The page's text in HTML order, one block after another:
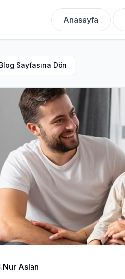
Anasayfa
Blog Sayfasına Dön
Nur Aslan